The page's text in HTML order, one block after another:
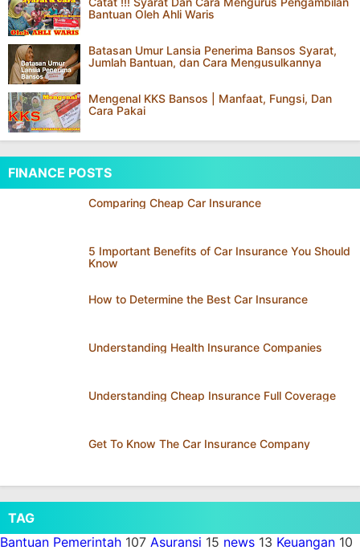
Bantuan Oleh Ahli Waris
Batasan Umur Lansia Penerima Bansos Syarat,
Jumlah Bantuan, dan Cara Mengusulkannya
Mengenal KKS Bansos | Manfaat, Fungsi, Dan
Cara Pakai
FINANCE POSTS
Comparing Cheap Car Insurance
5 Important Benefits of Car Insurance You Should
Know
How to Determine the Best Car Insurance
Understanding Health Insurance Companies
Understanding Cheap Insurance Full Coverage
Get To Know The Car Insurance Company
TAG
Bantuan Pemerintah 107 Asuransi 15 news 13 Keuangan 10